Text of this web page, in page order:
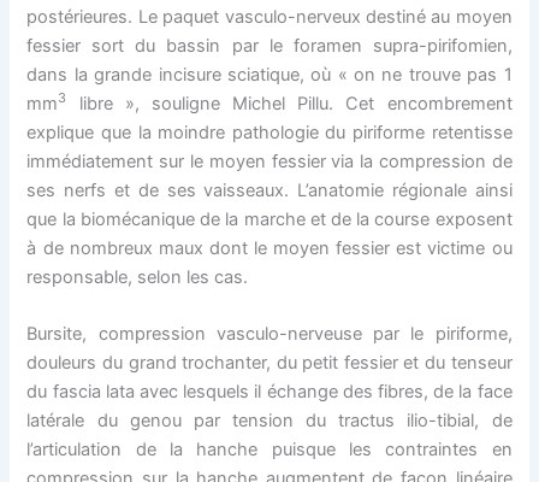
postérieures. Le paquet vasculo-nerveux destiné au moyen
fessier sort du bassin par le foramen supra-pirifomien,
dans la grande incisure sciatique, où « on ne trouve pas 1
mm3
libre », souligne Michel Pillu. Cet encombrement
explique que la moindre pathologie du piriforme retentisse
immédiatement sur le moyen fessier via la compression de
ses nerfs et de ses vaisseaux. L’anatomie régionale ainsi
que la biomécanique de la marche et de la course exposent
à de nombreux maux dont le moyen fessier est victime ou
responsable, selon les cas.
Bursite, compression vasculo-nerveuse par le piriforme,
douleurs du grand trochanter, du petit fessier et du tenseur
du fascia lata avec lesquels il échange des fibres, de la face
latérale du genou par tension du tractus ilio-tibial, de
l’articulation de la hanche puisque les contraintes en